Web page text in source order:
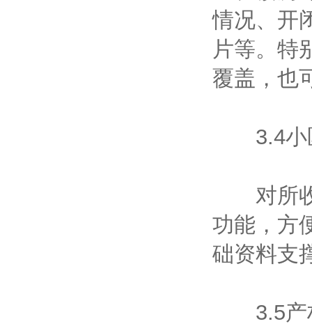
情况、开
片等。特
覆盖，也
3.4小
对所收
功能，方
础资料支
3.5产